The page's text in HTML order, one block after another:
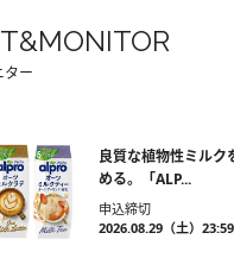
ター
良質な植物性ミルク
める。「ALP...
申込締切
2026.08.29（土）